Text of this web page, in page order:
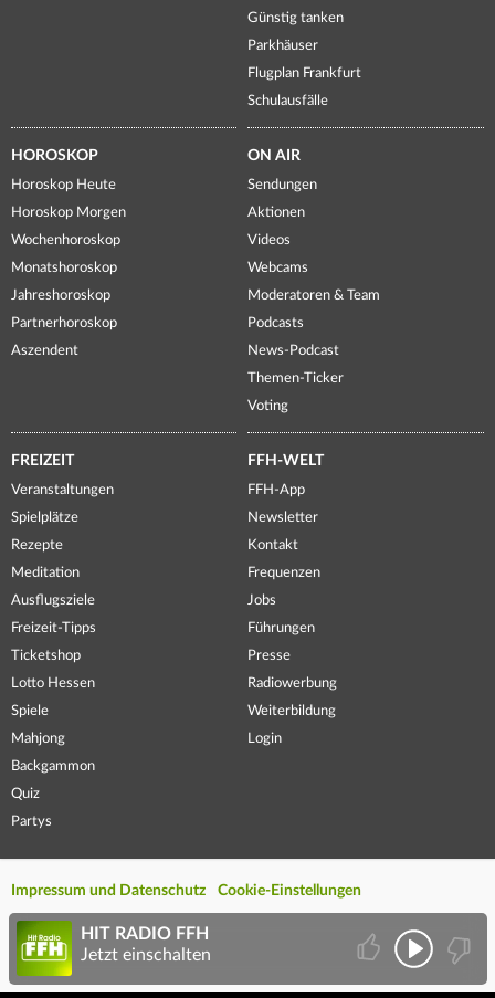
Günstig tanken
Parkhäuser
Flugplan Frankfurt
Schulausfälle
HOROSKOP
Horoskop Heute
Horoskop Morgen
Wochenhoroskop
Monatshoroskop
Jahreshoroskop
Partnerhoroskop
Aszendent
ON AIR
Sendungen
Aktionen
Videos
Webcams
Moderatoren & Team
Podcasts
News-Podcast
Themen-Ticker
Voting
FREIZEIT
Veranstaltungen
Spielplätze
Rezepte
Meditation
Ausflugsziele
Freizeit-Tipps
Ticketshop
Lotto Hessen
Spiele
Mahjong
Backgammon
Quiz
Partys
FFH-WELT
FFH-App
Newsletter
Kontakt
Frequenzen
Jobs
Führungen
Presse
Radiowerbung
Weiterbildung
Login
Impressum und Datenschutz Cookie-Einstellungen
HIT RADIO FFH
Jetzt einschalten